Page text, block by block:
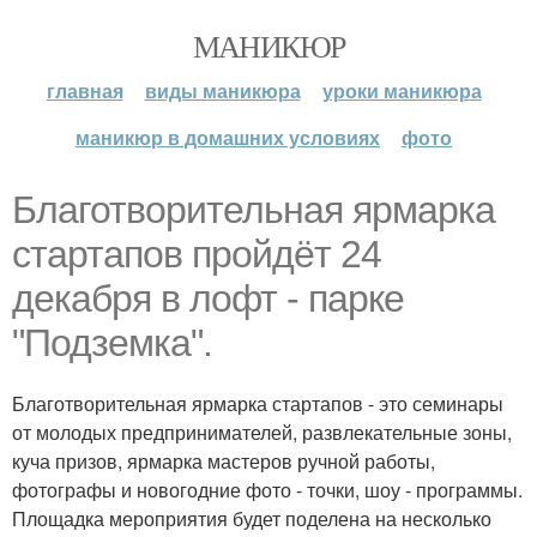
МАНИКЮР
главная виды маникюра
уроки маникюра
маникюр в домашних условиях
фото
Благотворительная ярмарка
стартапов пройдёт 24
декабря в лофт - парке
"Подземка".
Благотворительная ярмарка стартапов - это семинары
от молодых предпринимателей, развлекательные зоны,
куча призов, ярмарка мастеров ручной работы,
фотографы и новогодние фото - точки, шоу - программы.
Площадка мероприятия будет поделена на несколько